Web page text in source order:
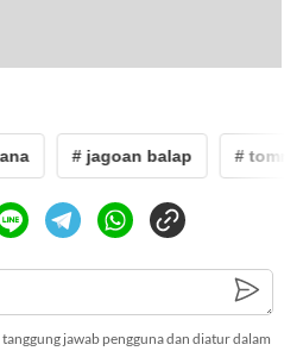
# jagoan balap # tommy
jawab pengguna dan diatur dalam